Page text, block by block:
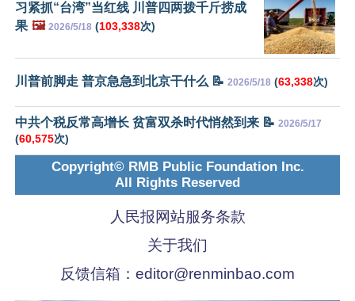
习紧抓“台湾”当红线 川普四两拨千斤捞成
果 🖼️ 2026/5/18 (103,338次)
川普前脚走 普京急急到北京干什么 📝 2026/5/18 (63,338次)
中共个税反常高增长 贫富双杀时代悄然到来 📝 2026/5/17
(60,575次)
Copyright© RMB Public Foundation Inc.
All Rights Reserved
人民报网站服务条款
关于我们
反馈信箱： editor@renminbao.com